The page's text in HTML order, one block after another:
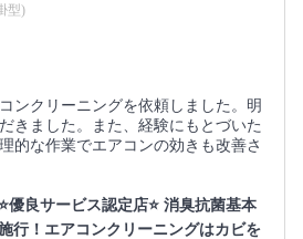
型)
ンクリーニングを依頼しました。明
きました。また、経験にもとづいた
的な作業でエアコンの効きも改善さ
優良サービス認定店⭐️ 消臭抗菌基本
行！エアコンクリーニングはカビを